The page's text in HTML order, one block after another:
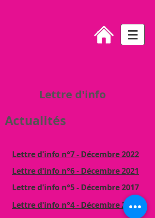
Lettre d'info
Actualités
Lettre d'info n°7- Décembre 2022
Lettre d'info n°6 - Décembre 2021
Lettre d'info n°5 - Décembre 2017
Lettre d'info n°4 - Décembre 2016